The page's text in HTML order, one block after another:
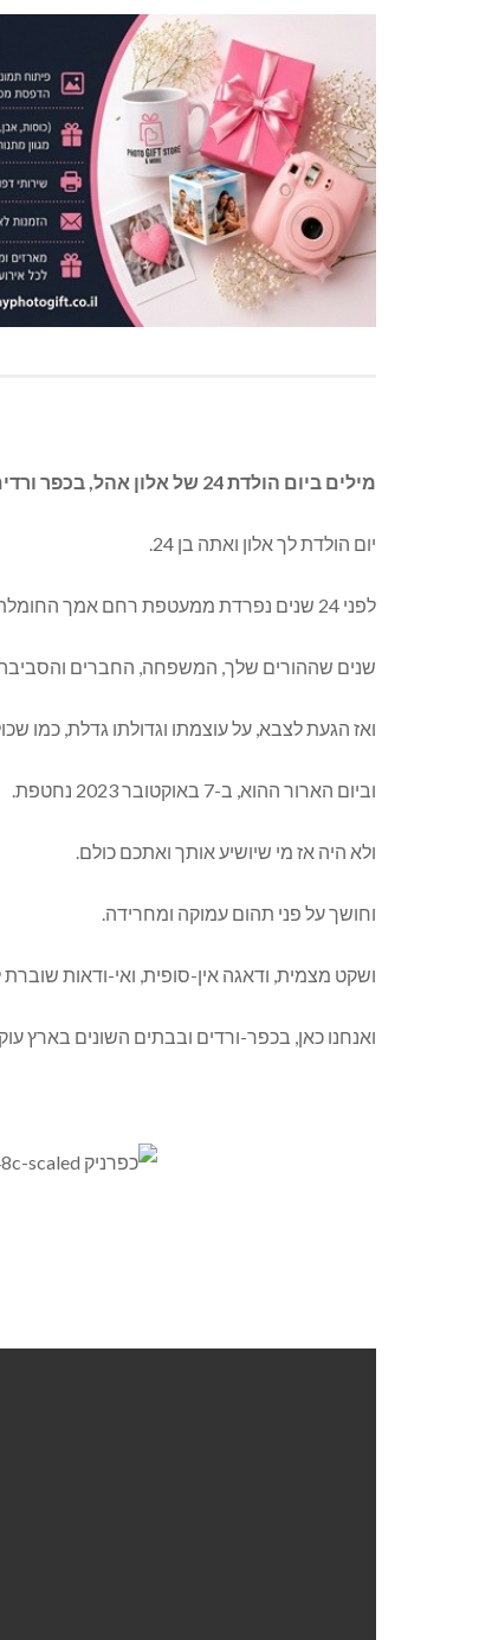
מילים ביום הולדת 24 של אלון אהל, בכפר ורדים / דלית שלוש:
יום הולדת לך אלון ואתה בן 24.
לפני 24 שנים נפרדת ממעטפת רחם אמך החומלת והמחממת, והגחת לאוויר העולם, והוא היה אויר צח ונעים ומרגיע. הוא הבטיח להיות עבורך- לספק לך חמצן, מזון, אור ואהבה.
שנים שההורים שלך, המשפחה, החברים והסביבה
ואז הגעת לצבא, על עוצמתו וגדולתו גדלת, כמו
וביום הארור ההוא, ב-7 באוקטובר 2023 נחטפת.
ולא היה אז מי שיושיע אותך ואתכם כולם.
וחושך על פני תהום עמוקה ומחרידה.
ושקט מצמית, ודאגה אין-סופית, ואי-ודאות שוברת
ואנחנו כאן, בכפר-ורדים ובבתים השונים